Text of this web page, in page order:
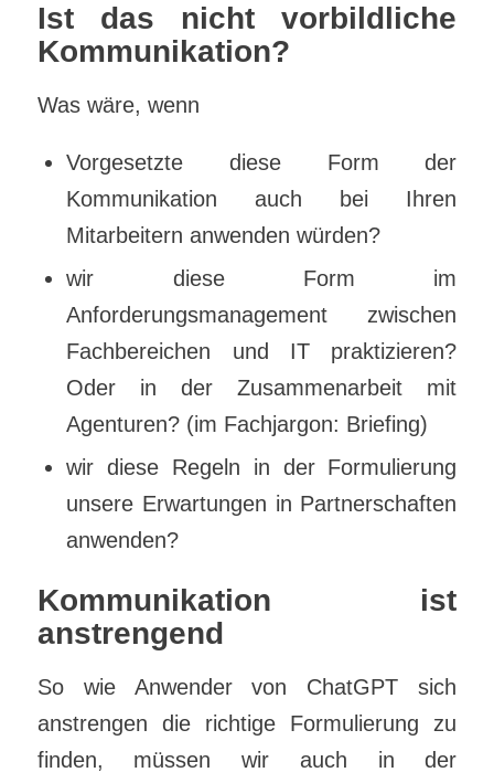
Ist das nicht vorbildliche
Kommunikation?
Was wäre, wenn
Vorgesetzte diese Form der
Kommunikation auch bei Ihren
Mitarbeitern anwenden würden?
wir diese Form im
Anforderungsmanagement zwischen
Fachbereichen und IT praktizieren?
Oder in der Zusammenarbeit mit
Agenturen? (im Fachjargon: Briefing)
wir diese Regeln in der Formulierung
unsere Erwartungen in Partnerschaften
anwenden?
Kommunikation ist
anstrengend
So wie Anwender von ChatGPT sich
anstrengen die richtige Formulierung zu
finden, müssen wir auch in der